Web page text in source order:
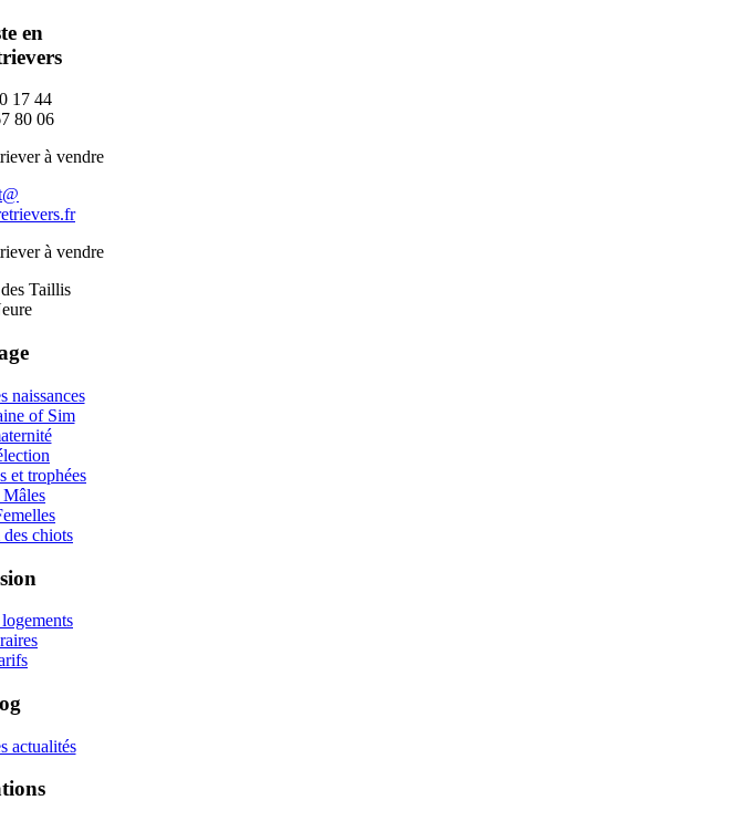
en
17 44
80 06
Taillis
naissances
of Sim
et trophées
chiots
actualités